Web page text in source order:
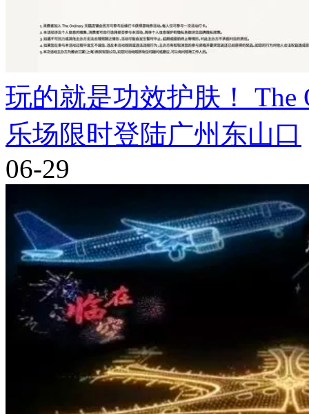
玩的就是功效护肤！ The
乐场限时登陆广州东山口
06-29